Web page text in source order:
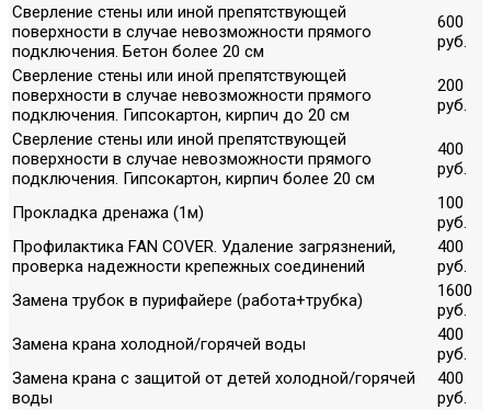
Сверление стены или иной препятствующей
поверхности в случае невозможности прямого
подключения. Бетон более 20 см
600
руб.
Сверление стены или иной препятствующей
поверхности в случае невозможности прямого
подключения. Гипсокартон, кирпич до 20 см
200
руб.
Сверление стены или иной препятствующей
поверхности в случае невозможности прямого
подключения. Гипсокартон, кирпич более 20 см
400
руб.
Прокладка дренажа (1м)
100
руб.
Профилактика FAN COVER. Удаление загрязнений,
проверка надежности крепежных соединений
400
руб.
Замена трубок в пурифайере (работа+трубка)
1600
руб.
Замена крана холодной/горячей воды
400
руб.
Замена крана с защитой от детей холодной/горячей
воды
400
руб.